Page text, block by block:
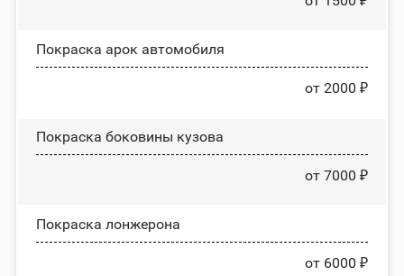
Покраска арок автомобиля
от 2000 ₽
Покраска боковины кузова
от 7000 ₽
Покраска лонжерона
от 6000 ₽